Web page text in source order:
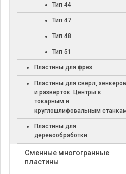
Тип 44
Тип 47
Тип 48
Тип 51
Пластины для фрез
Пластины для сверл, зенкеров
и разверток. Центры к
токарным и
круглошлифовальным
Пластины для
деревообработки
Cменные многогранные
пластины